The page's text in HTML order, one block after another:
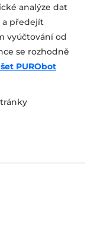
analýze dat
a předejít
vyúčtování od
se rozhodně
PURObot